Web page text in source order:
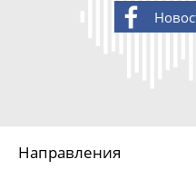
Направления